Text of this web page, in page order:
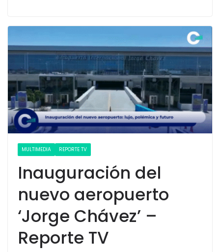
MULTIMEDIA REPORTE TV
Inauguración del
nuevo aeropuerto
‘Jorge Chávez’ –
Reporte TV